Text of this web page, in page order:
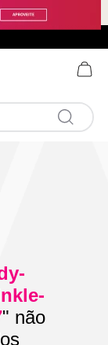
" não